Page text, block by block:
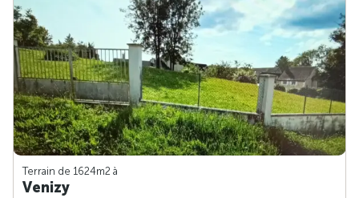
Terrain de 1624m2 à
Venizy